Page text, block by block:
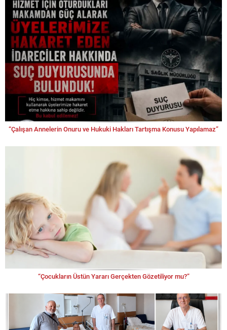
Mine EBÇEM
Yine Akşam..
Murat KOÇ
GAZZE GERÇEĞİ: LİDERLER ESİR!
Rahim ÖZ
Başkent Olmanın Kültürel Sorumluluğu: Ankara
ve Yerel Yönetimlerin Sanat Serüveni
Saye YILMAZ
Gıda Teröristleri ve Plastik Tabak Dönemi
Şerafettin ÇENGEL
Bahrül Meyyit (Dead Sea) – Lut Gölü – Ölü Deniz:
Dünyanın En Derin Yaşam Alanında Jeolojik Bir
Yolculuk
Yücel AKYÜREKLİ
ORMAN YANARSA, GELECEĞİMİZ KARARIR
“Sonra”mı diyorsunuz?
“Çalışan Annelerin Onuru ve Hukuki Hakları Tartışma Konusu Yapılamaz”
“Çocukların Üstün Yararı Gerçekten Gözetiliyor mu?”